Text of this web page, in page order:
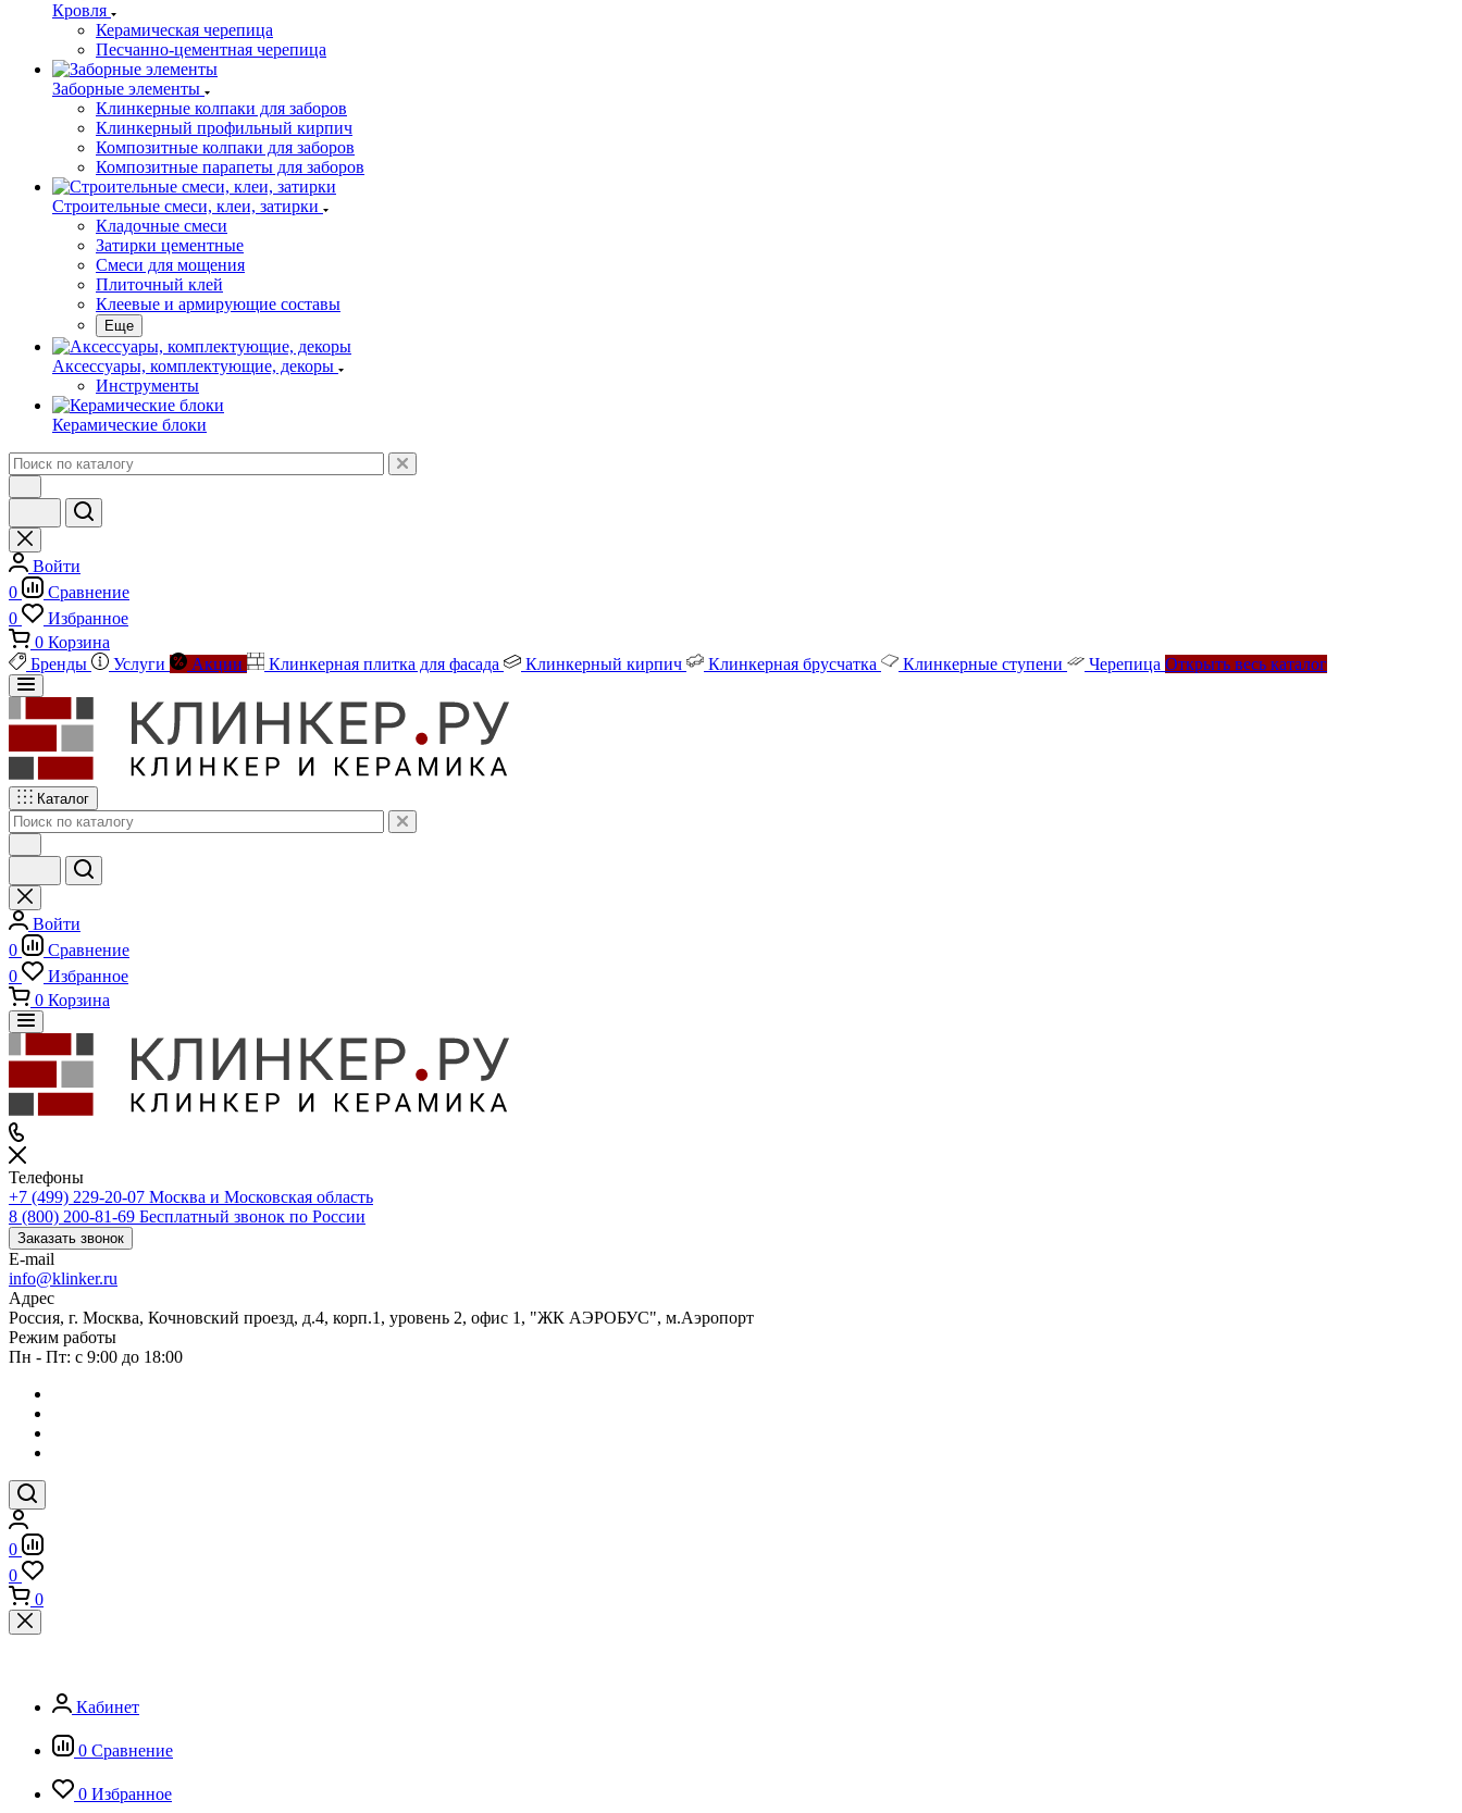
Кровля
Керамическая черепица
Песчанно-цементная черепица
Заборные элементы
Клинкерные колпаки для заборов
Клинкерный профильный кирпич
Композитные колпаки для заборов
Композитные парапеты для заборов
Строительные смеси, клеи, затирки
Кладочные смеси
Затирки цементные
Смеси для мощения
Плиточный клей
Клеевые и армирующие составы
Еще
Аксессуары, комплектующие, декоры
Инструменты
Керамические блоки
Войти
0
Сравнение
0
Избранное
0 Корзина
Бренды
Услуги Акции Клинкерная плитка для фасада Клинкерный кирпич Клинкерная брусчатка Клинкерные ступени Черепица Открыть весь каталог
Каталог
Войти
0
Сравнение
0
Избранное
0 Корзина
Телефоны
+7 (499) 229-20-07 Москва и Московская область
8 (800) 200-81-69 Бесплатный звонок по России
Заказать звонок
E-mail
info@klinker.ru
Адрес
Россия, г. Москва, Кочновский проезд, д.4, корп.1, уровень 2, офис 1, "ЖК АЭРОБУС", м.Аэропорт
Режим работы
Пн - Пт: с 9:00 до 18:00
0
0
0
Кабинет
0 Сравнение
0 Избранное